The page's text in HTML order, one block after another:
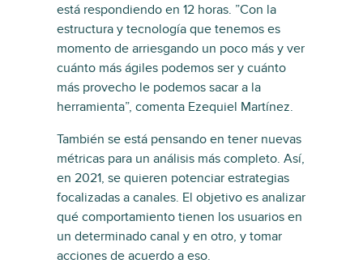
está respondiendo en 12 horas. ”Con la
estructura y tecnología que tenemos es
momento de arriesgando un poco más y ver
cuánto más ágiles podemos ser y cuánto
más provecho le podemos sacar a la
herramienta”, comenta Ezequiel Martínez.
También se está pensando en tener nuevas
métricas para un análisis más completo. Así,
en 2021, se quieren potenciar estrategias
focalizadas a canales. El objetivo es analizar
qué comportamiento tienen los usuarios en
un determinado canal y en otro, y tomar
acciones de acuerdo a eso.